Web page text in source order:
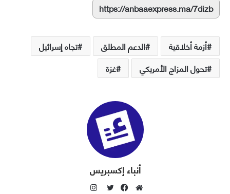
https://anbaaexpress.ma/7dizb
أزمة أخلاقية الدعم المطلق
تجاه إسرائيل
تحول المزاج الأمريكي
غزة
أنباء إكسبريس